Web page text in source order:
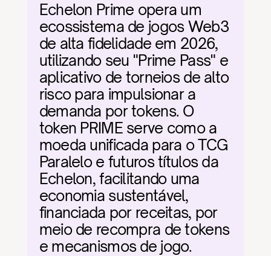
Echelon Prime opera um
ecossistema de jogos Web3
de alta fidelidade em 2026,
utilizando seu "Prime Pass" e
aplicativo de torneios de alto
risco para impulsionar a
demanda por tokens. O
token PRIME serve como a
moeda unificada para o TCG
Paralelo e futuros títulos da
Echelon, facilitando uma
economia sustentável,
financiada por receitas, por
meio de recompra de tokens
e mecanismos de jogo.